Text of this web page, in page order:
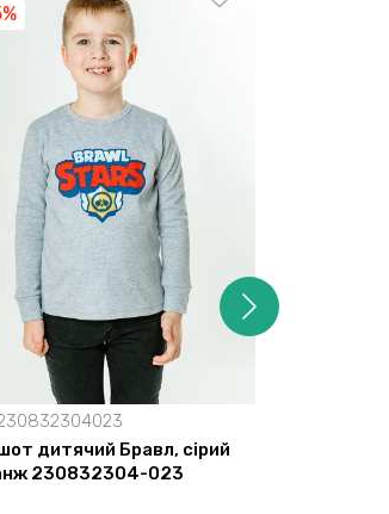
дитячий Бравл, сірий
230832304-023